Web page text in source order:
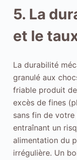
5. La
et le
La durabilité
granulé aux
friable produit de
excès de fines
sans fin de
entraînant un
alimentation du
irrégulière. Un